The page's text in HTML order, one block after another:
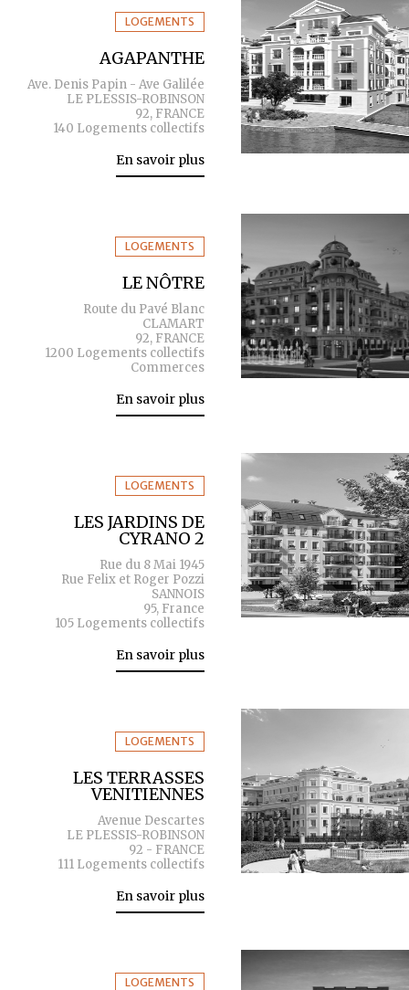
LOGEMENTS
AGAPANTHE
Ave. Denis Papin - Ave Galilée
LE PLESSIS-ROBINSON
92, FRANCE
140 Logements collectifs
En savoir plus
LOGEMENTS
LE NÔTRE
Route du Pavé Blanc
CLAMART
92, FRANCE
1200 Logements collectifs
Commerces
En savoir plus
LOGEMENTS
LES JARDINS DE
CYRANO 2
Rue du 8 Mai 1945
Rue Felix et Roger Pozzi
SANNOIS
95, France
105 Logements collectifs
En savoir plus
LOGEMENTS
LES TERRASSES
VENITIENNES
Avenue Descartes
LE PLESSIS-ROBINSON
92 - FRANCE
111 Logements collectifs
En savoir plus
LOGEMENTS